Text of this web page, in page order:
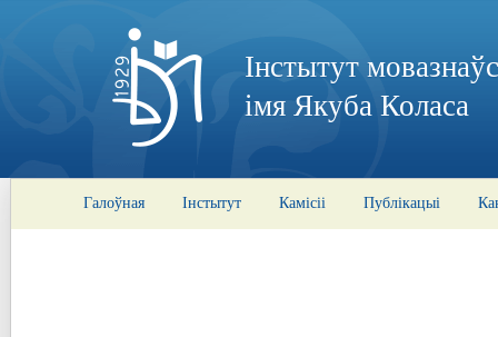
Інстытут
імя Якуба Коласа
Галоўная Інстытут Камісіі Публікацыі